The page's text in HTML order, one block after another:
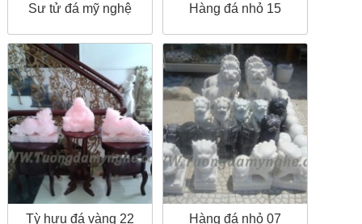
Sư tử đá mỹ nghệ Hàng đá nhỏ 15
Tỳ hưu đá vàng 22 Hàng đá nhỏ 07